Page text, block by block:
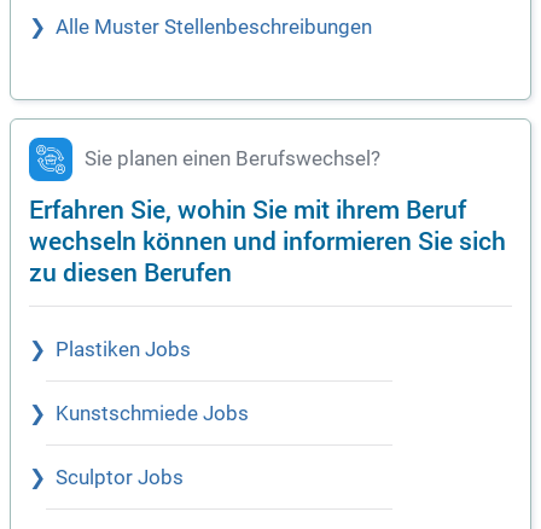
Alle Muster Stellenbeschreibungen
Sie planen einen Berufswechsel?
Erfahren Sie, wohin Sie mit ihrem Beruf
wechseln können und informieren Sie sich
zu diesen Berufen
Plastiken Jobs
Kunstschmiede Jobs
Sculptor Jobs